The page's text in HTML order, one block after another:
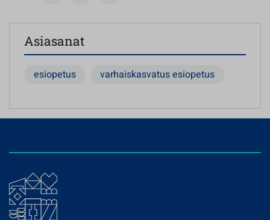
Asiasanat
esiopetus varhaiskasvatus esiopetus